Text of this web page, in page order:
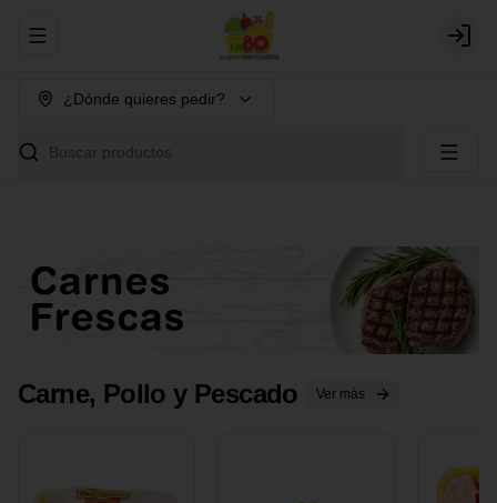
Abrir menu de navegación Login
¿Dónde quieres pedir?
Buscar productos
Carne, Pollo y Pescado Ver más